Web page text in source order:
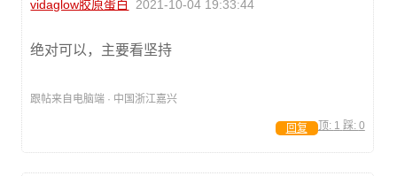
vidaglow胶原蛋白 2021-10-04 19:33:44
绝对可以，主要看坚持
跟帖来自电脑端 · 中国浙江嘉兴
顶: 1 踩: 0
回复